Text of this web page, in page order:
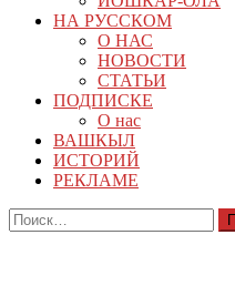
НА РУССКОМ
О НАС
НОВОСТИ
СТАТЬИ
ПОДПИСКЕ
О нас
ВАШКЫЛ
ИСТОРИЙ
РЕКЛАМЕ
Найти: